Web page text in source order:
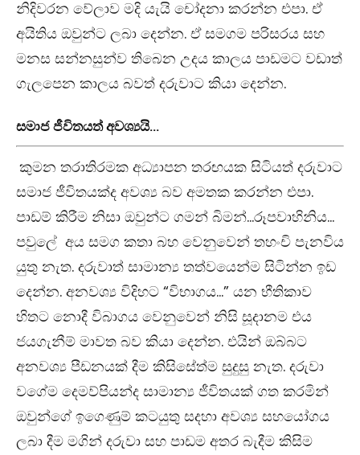
නිදිවරන වේලාව මදි යැයි චෝදනා කරන්න එපා. ඒ
අයිතිය ඔවුන්ට ලබා දෙන්න. ඒ සමගම පරිසරය සහ
මනස සන්නසුන්ව තිබෙන උදය කාලය පාඩමට වඩාත්
ගැලපෙන කාලය බවත් දරුවාට කියා දෙන්න.
සමාජ ජීවිතයත් අවශ්‍යයි…
කුමන තරාතිරමක අධ්‍යාපන තරඟයක සිටියත් දරුවාට
සමාජ ජීවිතයක්ද අවශ්‍ය බව අමතක කරන්න එපා.
පාඩම් කිරීම නිසා ඔවුන්ට ගමන් බිමන්…රූපවාහිනිය…
පවුලේ අය සමග කතා බහ වෙනුවෙන් තහංචි පැනවිය
යුතු නැත. දරුවාත් සාමාන්‍ය තත්වයෙන්ම සිටින්න ඉඩ
දෙන්න. අනවශ්‍ය විදිහට “විභාගය…” යන භීතිකාව
හිතට නොදී විබාගය වෙනුවෙන් නිසි සූදානම එය
ජයගැනීම් මාවත බව කියා දෙන්න. එයින් ඔබ්බට
අනවශ්‍ය පීඩනයක් දීම කිසිසේත්ම සුදුසු නැත. දරුවා
වගේම දෙමව්පියන්ද සාමාන්‍ය ජීවිතයක් ගත කරමින්
ඔවුන්ගේ ඉගෙණුම් කටයුතු සදහා අවශ්‍ය සහයෝගය
ලබා දීම මගින් දරුවා සහ පාඩම අතර බැදීම කිසිම